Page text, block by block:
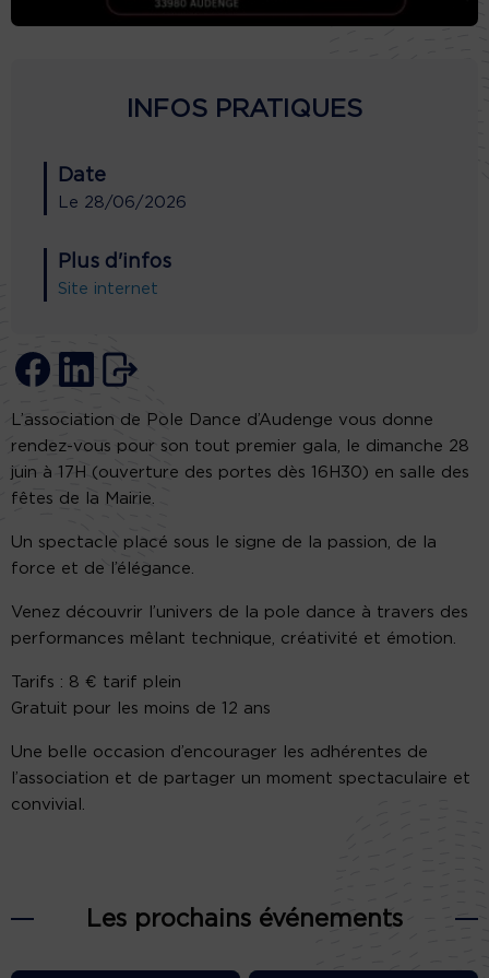
INFOS PRATIQUES
Date
Le 28/06/2026
Plus d'infos
Site internet
L’association de Pole Dance d’Audenge vous donne
rendez-vous pour son tout premier gala, le dimanche 28
juin à 17H (ouverture des portes dès 16H30) en salle des
fêtes de la Mairie.
Un spectacle placé sous le signe de la passion, de la
force et de l’élégance.
Venez découvrir l’univers de la pole dance à travers des
performances mêlant technique, créativité et émotion.
Tarifs : 8 € tarif plein
Gratuit pour les moins de 12 ans
Une belle occasion d’encourager les adhérentes de
l’association et de partager un moment spectaculaire et
convivial.
Les prochains événements